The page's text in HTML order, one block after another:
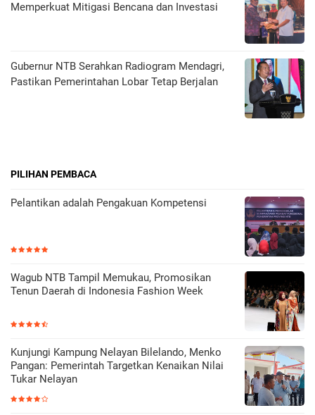
Memperkuat Mitigasi Bencana dan Investasi
Gubernur NTB Serahkan Radiogram Mendagri,
Pastikan Pemerintahan Lobar Tetap Berjalan
PILIHAN PEMBACA
Pelantikan adalah Pengakuan Kompetensi
Wagub NTB Tampil Memukau, Promosikan
Tenun Daerah di Indonesia Fashion Week
Kunjungi Kampung Nelayan Bilelando, Menko
Pangan: Pemerintah Targetkan Kenaikan Nilai
Tukar Nelayan